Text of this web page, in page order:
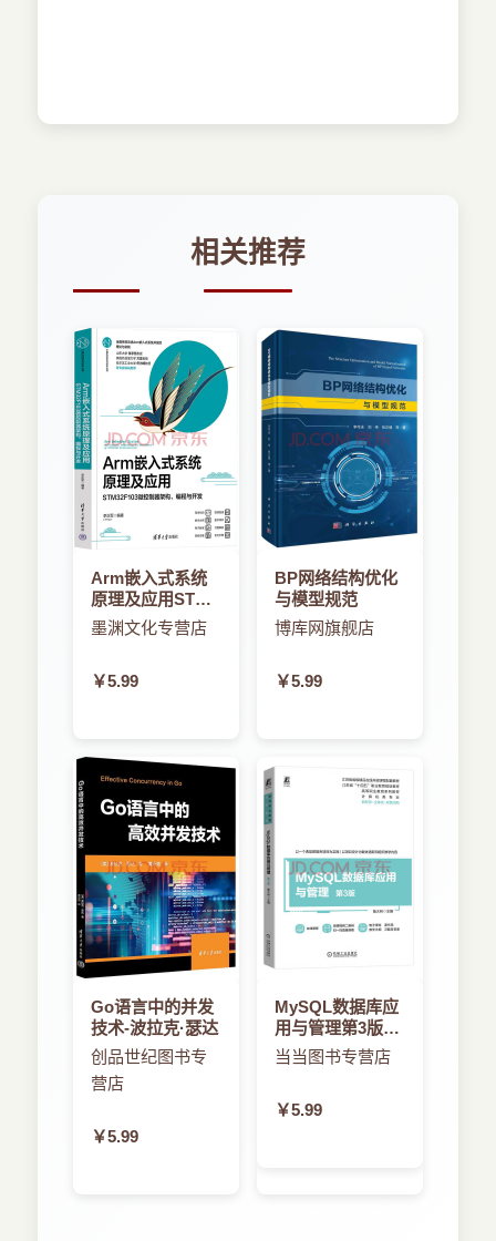
相关推荐
Arm嵌入式系统
原理及应用STMF
微控制器架构、
编程与开发
墨渊文化专营店
￥5.99
BP网络结构优化
与模型规范
博库网旗舰店
￥5.99
Go语言中的并发
技术-波拉克·瑟达
创品世纪图书专
营店
￥5.99
MySQL数据库应
用与管理第3版-
鲁大林
当当图书专营店
￥5.99